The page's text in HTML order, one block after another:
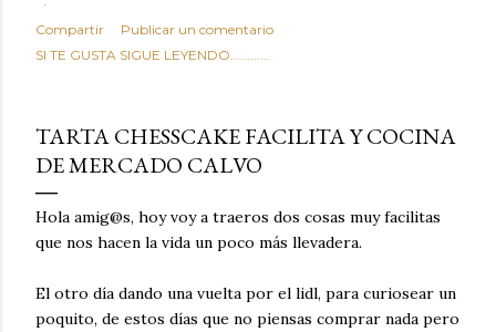
típicas patatas de bolsa, frutos secos fritos o snacks
ultraprocesados llenos de grasas saturadas y sodio?
Todos hemos estado ahí. Sin embargo, cuidarse no tiene
satisface. Estas alubias crujientes al horno van a cambiar
por completo tu forma de ver las legumbres. Olvídate de
asociar las alubias únicamente a los guisos tradicionales y
copiosos de invierno. Con esta receta simple pero
revolucionaria, transformaremos un ingrediente tan
dorado, cargado de proteína y 100% natural. Es el
sustituto perfecto a los frutos se...
Compartir
Publicar un comentario
SI TE GUSTA SIGUE LEYENDO............
TARTA CHESSCAKE FACILITA Y COCINA
DE MERCADO CALVO
Hola amig@s, hoy voy a traeros dos cosas muy facilitas
que nos hacen la vida un poco más llevadera.
El otro día dando una vuelta por el lidl, para curiosear un
poquito, de estos días que no piensas comprar nada pero